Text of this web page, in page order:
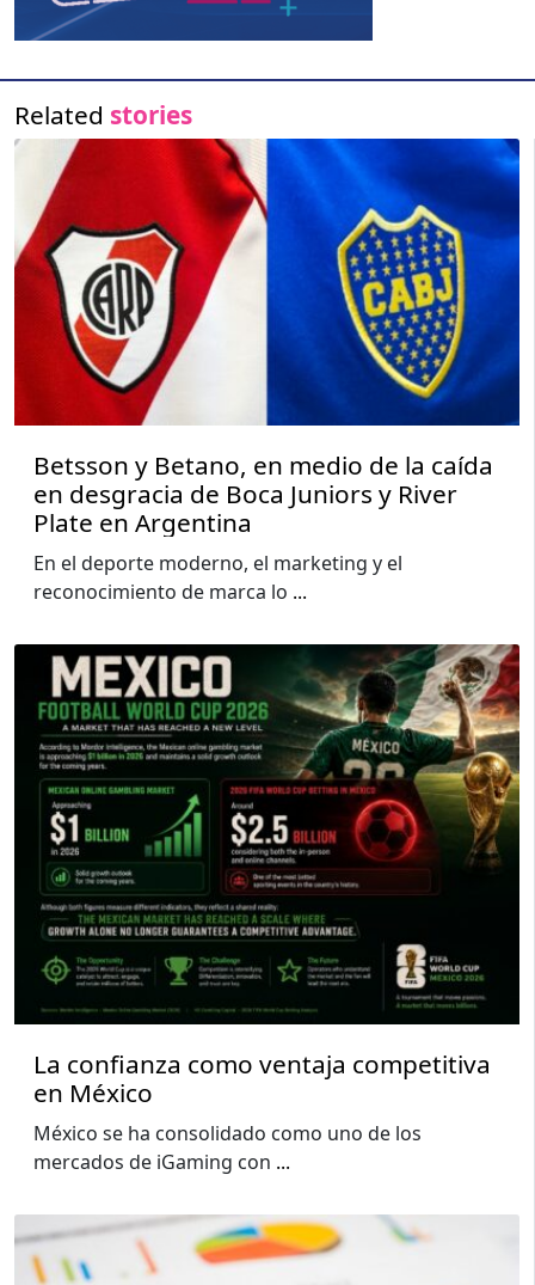
Related stories
Betsson y Betano, en medio de la caída
en desgracia de Boca Juniors y River
Plate en Argentina
En el deporte moderno, el marketing y el
reconocimiento de marca lo ...
La confianza como ventaja competitiva
en México
México se ha consolidado como uno de los
mercados de iGaming con ...